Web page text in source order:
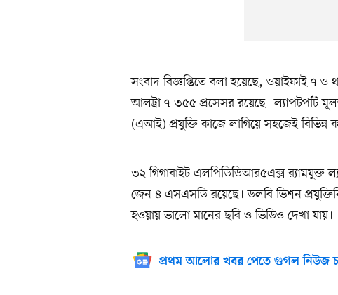
সংবাদ বিজ্ঞপ্তিতে বলা হয়েছে, ওয়াইফাই ৭ ও
আলট্রা ৭ ৩৫৫ প্রসেসর রয়েছে। ল্যাপটপটি
(এআই) প্রযুক্তি কাজে লাগিয়ে সহজেই বিভিন্ন
৩২ গিগাবাইট এলপিডিডিআর৫এক্স র‍্যামযুক্ত
জেন ৪ এসএসডি রয়েছে। ডলবি ভিশন
হওয়ায় ভালো মানের ছবি ও ভিডিও দেখা যায়।
প্রথম আলোর খবর পেতে গুগল নিউজ